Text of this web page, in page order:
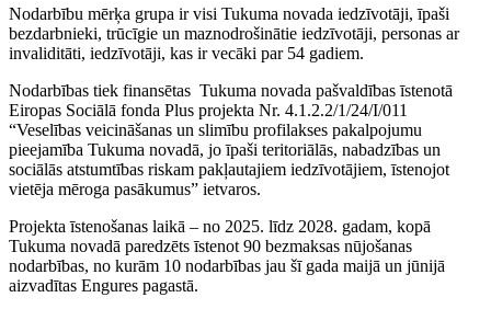
Nodarbību mērķa grupa ir visi Tukuma novada iedzīvotāji, īpaši
bezdarbnieki, trūcīgie un maznodrošinātie iedzīvotāji, personas ar
invaliditāti, iedzīvotāji, kas ir vecāki par 54 gadiem.
Nodarbības tiek finansētas Tukuma novada pašvaldības īstenotā
Eiropas Sociālā fonda Plus projekta Nr. 4.1.2.2/1/24/I/011
“Veselības veicināšanas un slimību profilakses pakalpojumu
pieejamība Tukuma novadā, jo īpaši teritoriālās, nabadzības un
sociālās atstumtības riskam pakļautajiem iedzīvotājiem, īstenojot
vietēja mēroga pasākumus” ietvaros.
Projekta īstenošanas laikā – no 2025. līdz 2028. gadam, kopā
Tukuma novadā paredzēts īstenot 90 bezmaksas nūjošanas
nodarbības, no kurām 10 nodarbības jau šī gada maijā un jūnijā
aizvadītas Engures pagastā.